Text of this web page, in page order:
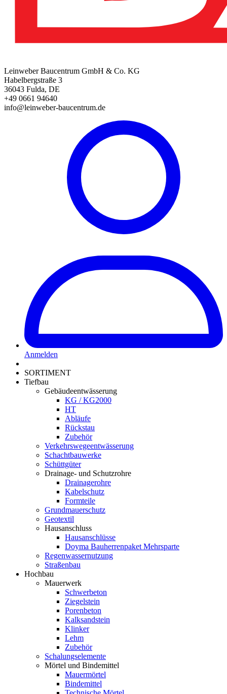
Leinweber Baucentrum GmbH & Co. KG
Habelbergstraße 3
36043 Fulda, DE
+49 0661 94640
info@leinweber-baucentrum.de
Anmelden
SORTIMENT
Tiefbau
Gebäudeentwässerung
KG / KG2000
HT
Abläufe
Rückstau
Zubehör
Verkehrswegeentwässerung
Schachtbauwerke
Schüttgüter
Drainage- und Schutzrohre
Drainagerohre
Kabelschutz
Formteile
Grundmauerschutz
Geotextil
Hausanschluss
Hausanschlüsse
Doyma Bauherrenpaket Mehrsparte
Regenwassernutzung
Straßenbau
Hochbau
Mauerwerk
Schwerbeton
Ziegelstein
Porenbeton
Kalksandstein
Klinker
Lehm
Zubehör
Schalungselemente
Mörtel und Bindemittel
Mauermörtel
Bindemittel